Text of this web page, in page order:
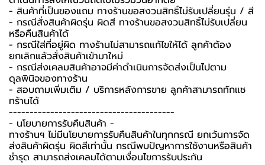
- สินค้าที่เป็นของแถม ทางร้านขอสงวนสิทธิ์ไม่รับเปลี่ยนรุ่น / สี
- กรณีสั่งสินค้าผิดรุ่น ผิดสี ทางร้านขอสงวนสิทธิ์ไม่รับเปลี่ยน
หรือคืนสินค้าได้
- กรณีใส่ที่อยู่ผิด ทางร้านไม่สามารถแก้ไขให้ได้ ลูกค้าต้อง
ยกเลิกแล้วสั่งสินค้าเข้ามาใหม่
- กรณีส่งเคลมสินค้าอาจมีค่าดำเนินการจัดส่งเป็นไปตาม
ดุลพินิจของทางร้าน
- สอบถามเพิ่มเติม / บริการหลังการขาย ลูกค้าสามารถทักแช
ทร้านได้
----------------------------------------
-️ นโยบายการรับคืนสินค้า -️
ทางร้านฯ ไม่มีนโยบายการรับคืนสินค้าในทุกกรณี ยกเว้นการจัด
ส่งสินค้าผิดรุ่น ผิดสีเท่านั้น กรณีพบปัญหาการใช้งานหรือสินค้า
ชำรุด สามารถส่งเคลมได้ตามเงื่อนไขการรับประกัน